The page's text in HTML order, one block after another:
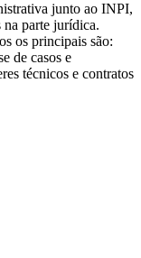
junto ao INPI,
na parte jurídica.
os principais são:
de casos e
técnicos e contratos